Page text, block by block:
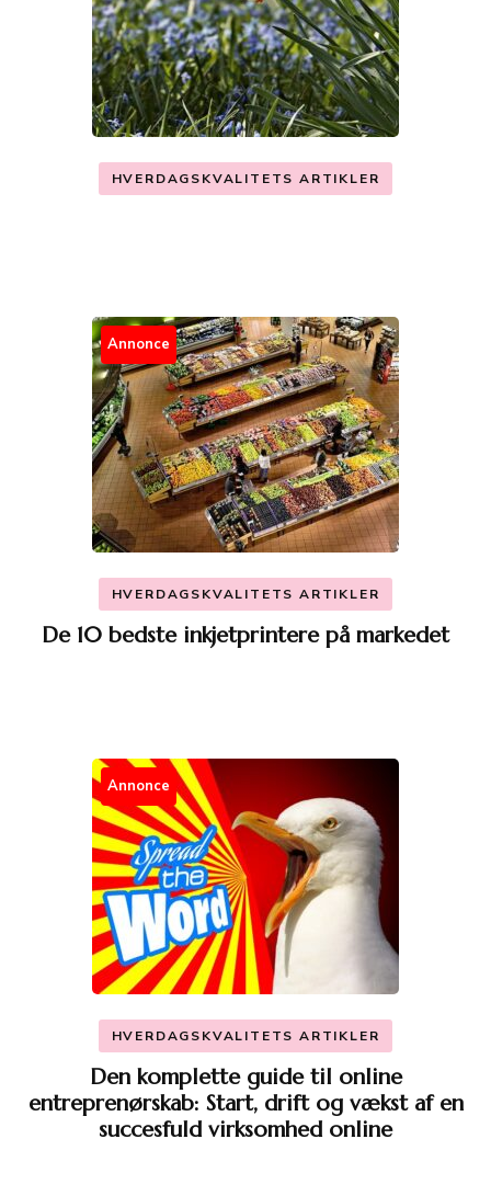
HVERDAGSKVALITETS ARTIKLER
Annonce
HVERDAGSKVALITETS ARTIKLER
De 10 bedste inkjetprintere på markedet
Annonce
HVERDAGSKVALITETS ARTIKLER
Den komplette guide til online
entreprenørskab: Start, drift og vækst af en
succesfuld virksomhed online